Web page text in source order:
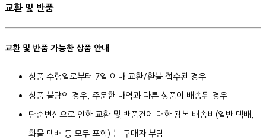
교환 및 반품
교환 및 반품 가능한 상품 안내
상품 수령일로부터 7일 이내 교환/환불 접수된 경우
상품 불량인 경우, 주문한 내역과 다른 상품이 배송된 경우
단순변심으로 인한 교환 및 반품건에 대한 왕복 배송비(일반 택배,
화물 택배 등 모두 포함) 는 구매자 부담